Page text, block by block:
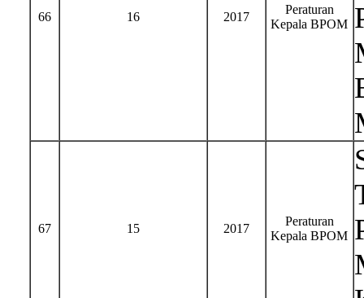
66 16 2017
Peraturan
Kepala BPOM
67 15 2017
Peraturan
Kepala BPOM